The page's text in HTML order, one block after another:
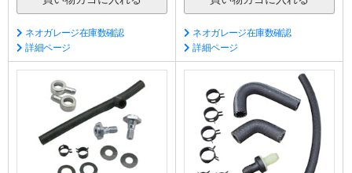
ネオガレージ在庫数確認
詳細ページ
ネオガレージ在庫数確認
詳細ページ